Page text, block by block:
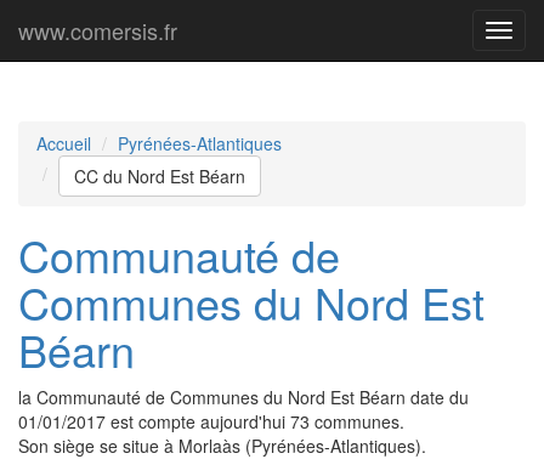
Menu
www.comersis.fr
Accueil
Pyrénées-Atlantiques
CC du Nord Est Béarn
Communauté de
Communes du Nord Est
Béarn
la Communauté de Communes du Nord Est Béarn date du
01/01/2017 est compte aujourd'hui 73 communes.
Son siège se situe à Morlaàs (Pyrénées-Atlantiques).